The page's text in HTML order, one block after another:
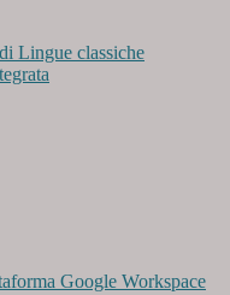
Lingue classiche
Google Workspace